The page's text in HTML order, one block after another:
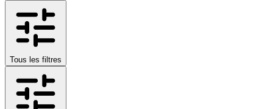
Tous les filtres